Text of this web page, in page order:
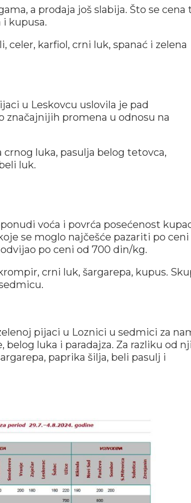
a prodaja još slabija. Što se cena
kupusa.
karfiol, crni luk, spanać i zelena
u Leskovcu uslovila je pad
značajnijih promena u odnosu na
luka, pasulja belog tetovca,
luk.
voća i povrća posećenost
se moglo najčešće pazariti po ceni
po ceni od 700 din/kg.
crni luk, šargarepa, kupus.
pijaci u Loznici u sedmici za
belog luka i paradajza. Za razliku od
paprika šilja, beli pasulj i